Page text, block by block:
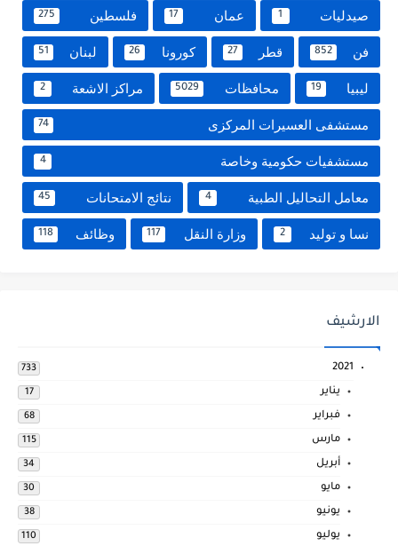
صيدليات 1 عمان 17 فلسطين 275
فن 852 قطر 27 كورونا 26 لبنان 51
ليبيا 19 محافظات 5029 مراكز الاشعة 2
مستشفى العسيرات المركزى 74
مستشفيات حكومية وخاصة 4
معامل التحاليل الطبية 4 نتائج الامتحانات 45
نسا و توليد 2 وزارة النقل 117 وظائف 118
الارشيف
2021
733
يناير 17
فبراير 68
مارس 115
أبريل 34
مايو 30
يونيو 38
يوليو 110